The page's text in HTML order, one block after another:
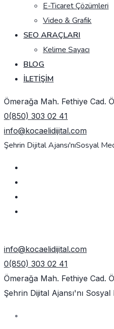
E-Ticaret Çözümleri
Video & Grafik
SEO ARAÇLARI
Kelime Sayacı
BLOG
İLETIŞIM
Ömerağa Mah. Fethiye Cad.
0(850) 303 02 41
info@kocaelidijital.com
Şehrin Dijital Ajansı'nıSosyal
info@kocaelidijital.com
0(850) 303 02 41
Ömerağa Mah. Fethiye Cad.
Şehrin Dijital Ajansı'nı Sosyal